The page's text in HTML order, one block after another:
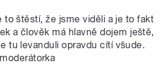
to štěstí, že jsme viděli a je to fakt
a člověk má hlavně dojem ještě,
tu levanduli opravdu cítí všude.